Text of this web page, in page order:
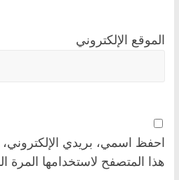
الموقع الإلكتروني
احفظ اسمي، بريدي الإلكتروني،
هذا المتصفح لاستخدامها المرة